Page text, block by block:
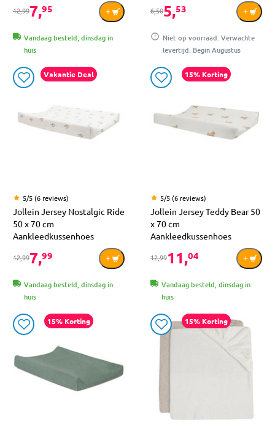
12,997,95
Vandaag besteld, dinsdag in
huis
6,505,53
Niet op voorraad. Verwachte
levertijd: Begin Augustus
Vakantie Deal
5/5 (6 reviews)
Jollein Jersey Nostalgic Ride
50 x 70 cm
Aankleedkussenhoes
12,997,99
Vandaag besteld, dinsdag in
huis
15% Korting
5/5 (6 reviews)
Jollein Jersey Teddy Bear 50
x 70 cm
Aankleedkussenhoes
12,9911,04
Vandaag besteld, dinsdag in
huis
15% Korting 15% Korting